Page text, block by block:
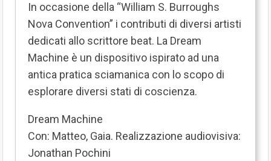
In occasione della “William S. Burroughs
Nova Convention” i contributi di diversi artisti
dedicati allo scrittore beat. La Dream
Machine è un dispositivo ispirato ad una
antica pratica sciamanica con lo scopo di
esplorare diversi stati di coscienza.
Dream Machine
Con: Matteo, Gaia. Realizzazione audiovisiva:
Jonathan Pochini